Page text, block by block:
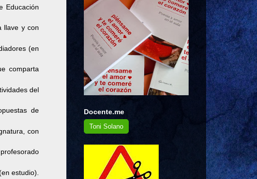
Educación
llave y con
(en
comparta
del
de
con
estudio).
Docente.me
Toni Solano